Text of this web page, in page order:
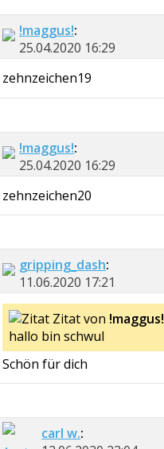
!maggus!:
25.04.2020 16:29
zehnzeichen19
!maggus!:
25.04.2020 16:29
zehnzeichen20
gripping_dash:
11.06.2020 17:21
Zitat von !maggus!
hallo bin schwul
Schön für dich
carl w.: